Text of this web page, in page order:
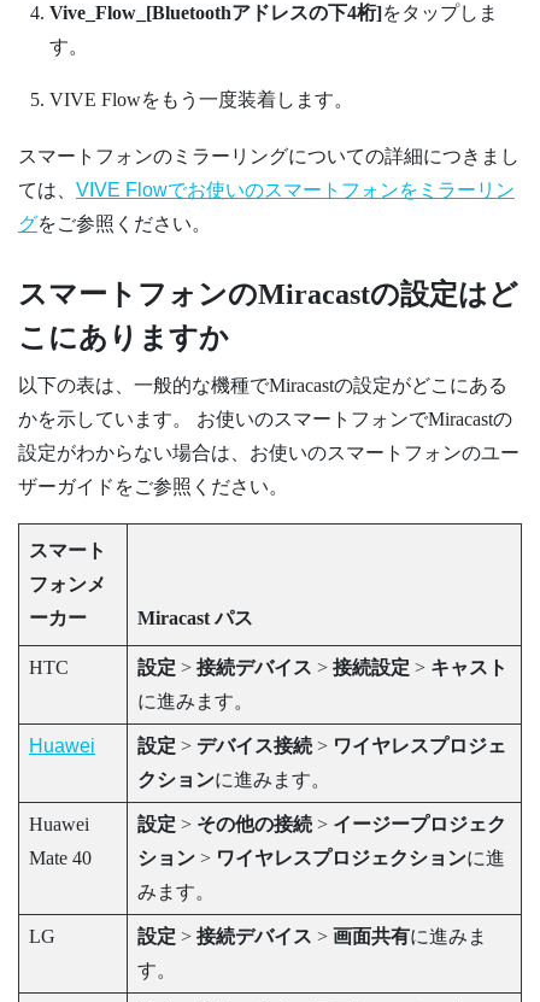
Vive_Flow_[Bluetoothアドレスの下4桁]をタップしま
す。
VIVE Flowをもう一度装着します。
スマートフォンのミラーリングについての詳細につきまし
ては、 VIVE Flowでお使いのスマートフォンをミラーリン
グをご参照ください。
スマートフォンのMiracastの設定はど
こにありますか
以下の表は、一般的な機種でMiracastの設定がどこにある
かを示しています。 お使いのスマートフォンでMiracastの
設定がわからない場合は、お使いのスマートフォンのユー
ザーガイドをご参照ください。
スマート
フォンメ
ーカー
Miracastパス
HTC 設定 > 接続デバイス > 接続設定 > キャスト
に進みます。
Huawei 設定 > デバイス接続 > ワイヤレスプロジェ
クションに進みます。
Huawei
Mate 40
設定 > その他の接続 > イージープロジェク
ション > ワイヤレスプロジェクションに進
みます。
LG 設定 > 接続デバイス > 画面共有に進みま
す。